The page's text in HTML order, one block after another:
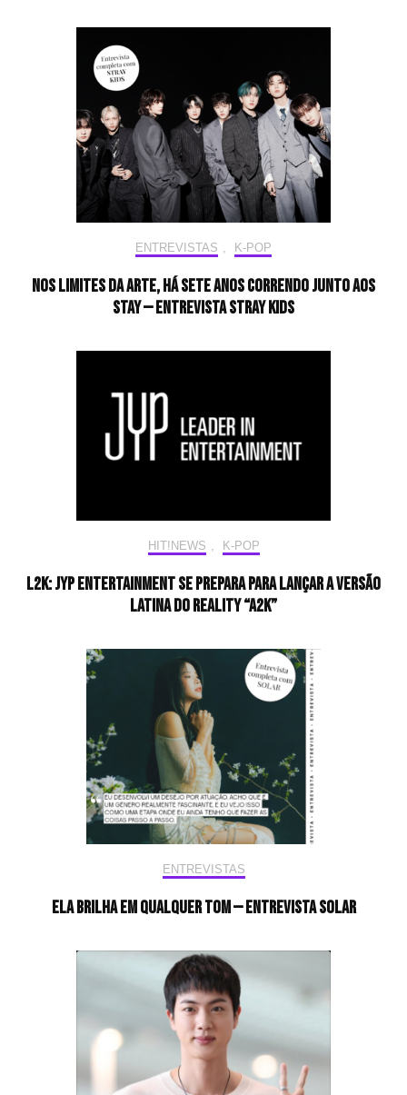
ENTREVISTAS , K-POP
Nos limites da arte, há sete anos correndo junto aos
STAY — Entrevista Stray Kids
HIT!NEWS , K-POP
L2K: JYP Entertainment se prepara para lançar a versão
latina do reality “A2K”
ENTREVISTAS
Ela brilha em qualquer tom — Entrevista Solar